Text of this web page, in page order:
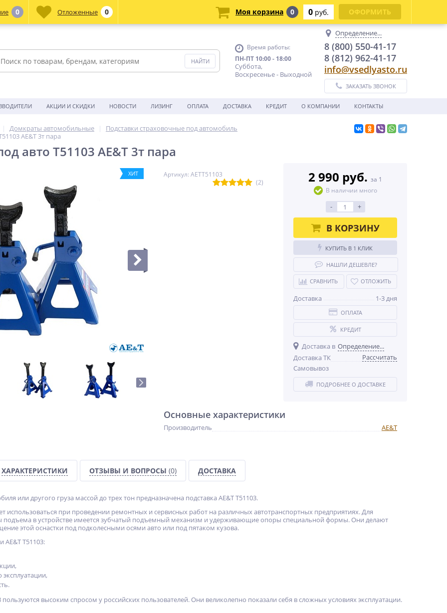
Время работы:
ПН-ПТ 10:00 - 18:00
Суббота,
Воскресенье - Выходной
Определение...
8 (800) 550-41-17
8 (812) 962-41-17
info@vsedlyasto.ru
ЗАКАЗАТЬ ЗВОНОК
АКЦИИ И СКИДКИ НОВОСТИ ЛИЗИНГ ОПЛАТА ДОСТАВКА КРЕДИТ О КОМПАНИИ КОНТАКТЫ
Домкраты автомобильные
Подставки страховочные под автомобиль
AE&T 3т пара
авто T51103 AE&T 3т пара
ХИТ
Артикул: AETT51103
(2)
2 990 руб. за 1
В наличии много
- +
В КОРЗИНУ
КУПИТЬ В 1 КЛИК
НАШЛИ ДЕШЕВЛЕ?
СРАВНИТЬ ОТЛОЖИТЬ
Доставка 1-3 дня
ОПЛАТА
КРЕДИТ
Доставка в Определение...
Доставка ТК
Рассчитать
Самовывоз
ПОДРОБНЕЕ О ДОСТАВКЕ
Основные характеристики
Производитель AE&T
ХАРАКТЕРИСТИКИ ОТЗЫВЫ И ВОПРОСЫ (0) ДОСТАВКА
или другого груза массой до трех тон предназначена подставка AE&T T51103.
использоваться при проведении ремонтных и сервисных работ на различных автотранспортных предприятиях. Для
подъема в устройстве имеется зубчатый подъемный механизм и удерживающие опоры специальной формы. Они делают
этой оснастки под подколесными осями авто или под пятаком кузова.
AE&T T51103:
эксплуатации,
пользуются высоким спросом у российских пользователей. Они великолепно показали себя в сложных условиях эксплуатации.
0 Отложенные 0 Моя корзина 0 0 руб. ОФОРМИТЬ